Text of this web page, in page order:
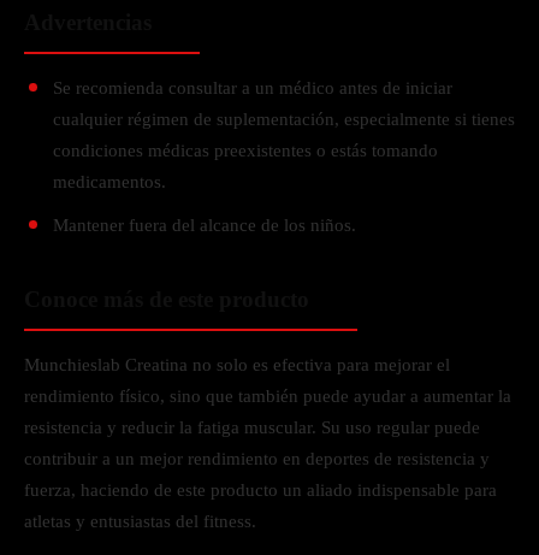
Se recomienda consultar a un médico antes de iniciar
cualquier régimen de suplementación, especialmente si tienes
condiciones médicas preexistentes o estás tomando
medicamentos.
Mantener fuera del alcance de los niños.
Munchieslab Creatina no solo es efectiva para mejorar el
rendimiento físico, sino que también puede ayudar a aumentar la
resistencia y reducir la fatiga muscular. Su uso regular puede
contribuir a un mejor rendimiento en deportes de resistencia y
fuerza, haciendo de este producto un aliado indispensable para
atletas y entusiastas del fitness.